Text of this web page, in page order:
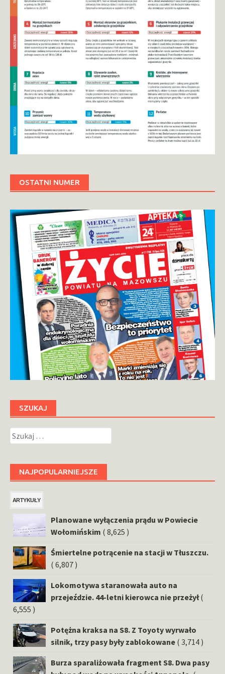
OSTATNI NUMER
SZUKAJ
Szukaj:
NAJPOPULARNIEJSZE
ARTYKUŁY
Planowane wyłączenia prądu w Powiecie
Wołomińskim ( 8,625 )
Śmiertelne potrącenie na stacji w Tłuszczu.
( 6,807 )
Lokomotywa staranowała auto na
przejeździe. 44-letni kierowca nie przeżył (
6,555 )
Potężna kraksa na S8. Z Toyoty wyrwało
silnik, trzy pasy były zablokowane ( 3,714 )
Burza sparaliżowała fragment S8. Dwa pasy